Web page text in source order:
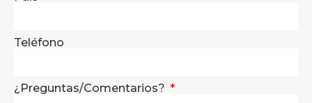
Teléfono
¿Preguntas/Comentarios?